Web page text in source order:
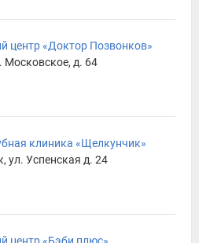
центр «Доктор Позвонков»
Московское, д. 64
клиника «Щелкунчик»
ул. Успенская д. 24